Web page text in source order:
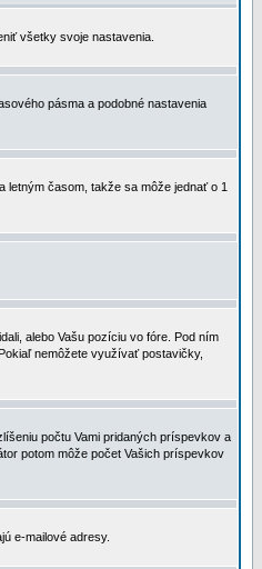
všetky svoje nastavenia.
pásma a podobné nastavenia
letným časom, takže sa môže jednať o 1
alebo Vašu pozíciu vo fóre. Pod ním
nemôžete využívať postavičky,
počtu Vami pridaných príspevkov a
potom môže počet Vašich príspevkov
e-mailové adresy.